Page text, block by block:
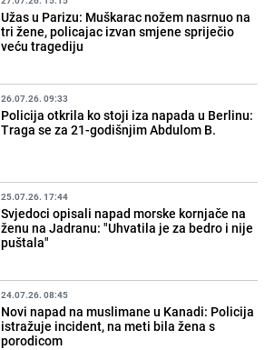
Užas u Parizu: Muškarac nožem nasrnuo na
tri žene, policajac izvan smjene spriječio
veću tragediju
26.07.26. 09:33
Policija otkrila ko stoji iza napada u Berlinu:
Traga se za 21-godišnjim Abdulom B.
25.07.26. 17:44
Svjedoci opisali napad morske kornjače na
ženu na Jadranu: "Uhvatila je za bedro i nije
puštala"
24.07.26. 08:45
Novi napad na muslimane u Kanadi: Policija
istražuje incident, na meti bila žena s
porodicom